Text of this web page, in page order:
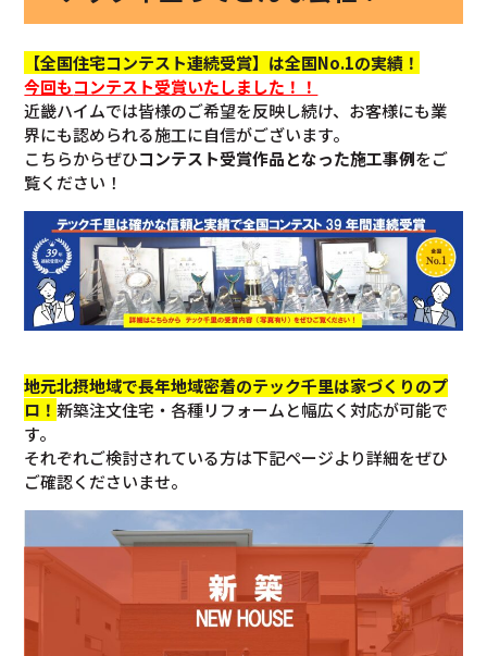
【全国住宅コンテスト連続受賞】は全国No.1の実績！
今回もコンテスト受賞いたしました！！
近畿ハイムでは皆様のご希望を反映し続け、お客様にも業
界にも認められる施工に自信がございます。
こちらからぜひコンテスト受賞作品となった施工事例をご
覧ください！
地元北摂地域で長年地域密着のテック千里は家づくりのプ
ロ！新築注文住宅・各種リフォームと幅広く対応が可能で
す。
それぞれご検討されている方は下記ページより詳細をぜひ
ご確認くださいませ。